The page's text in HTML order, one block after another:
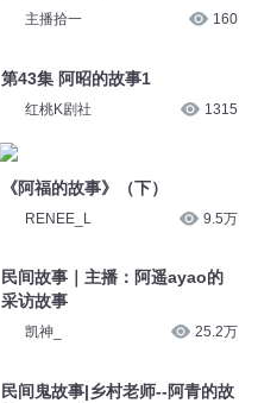
主播拾一 160
第43集 阿昭的故事1
红桃K剧社 1315
《阿福的故事》（下）
RENEE_L 9.5万
民间故事｜主播：阿遥ayao的
采访故事
凯神_ 25.2万
民间鬼故事|乡村老师--阿青的故